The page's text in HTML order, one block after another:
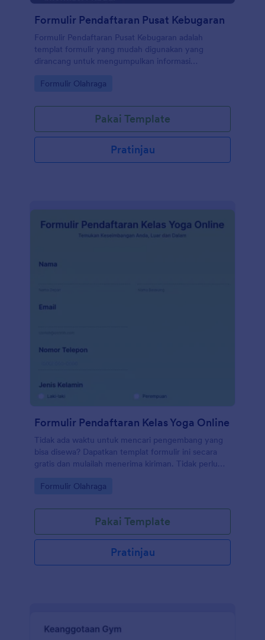
Formulir Pendaftaran Pusat Kebugaran
Formulir Pendaftaran Pusat Kebugaran adalah
templat formulir yang mudah digunakan yang
dirancang untuk mengumpulkan informasi
Go to Category:
Formulir Olahraga
Pakai Template
Pratinjau
Formulir Pendaftaran Kelas Yoga Online
Tidak ada waktu untuk mencari pengembang yang
bisa disewa? Dapatkan templat formulir ini secara
gratis dan mulailah menerima kiriman. Tidak perlu
web untuk Anda. Dapatkan Templat Formulir
Go to Category:
Formulir Olahraga
Pakai Template
Pratinjau